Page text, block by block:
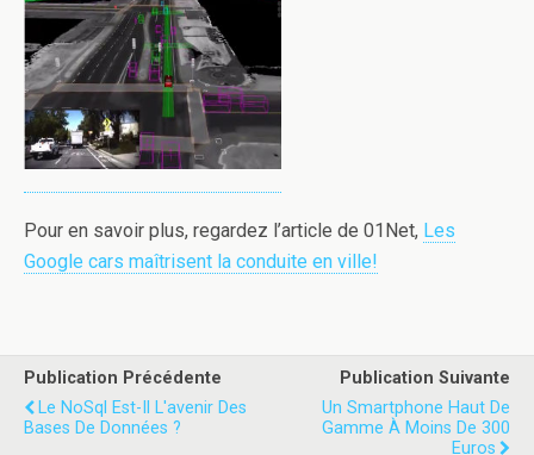
Pour en savoir plus, regardez l’article de 01Net, Les
Google cars maîtrisent la conduite en ville!
Publication Précédente
Le NoSql Est-Il L'avenir Des
Bases De Données ?
Publication Suivante
Un Smartphone Haut De
Gamme À Moins De 300
Euros